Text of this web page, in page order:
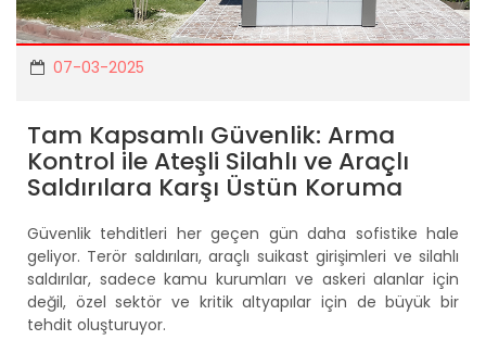
07-03-2025
Tam Kapsamlı Güvenlik: Arma
Kontrol ile Ateşli Silahlı ve Araçlı
Saldırılara Karşı Üstün Koruma
Güvenlik tehditleri her geçen gün daha sofistike hale
geliyor. Terör saldırıları, araçlı suikast girişimleri ve silahlı
saldırılar, sadece kamu kurumları ve askeri alanlar için
değil, özel sektör ve kritik altyapılar için de büyük bir
tehdit oluşturuyor.